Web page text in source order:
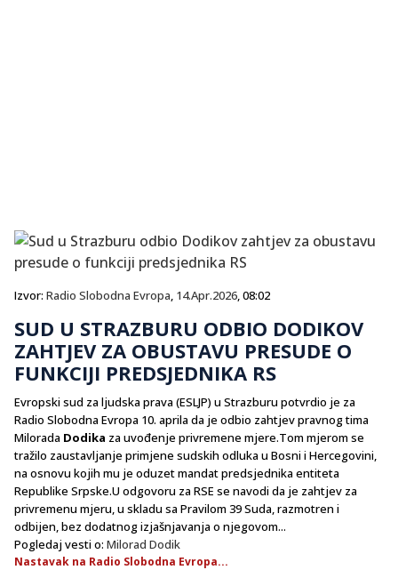
Izvor: Radio Slobodna Evropa, 14.Apr.2026, 08:02
SUD U STRAZBURU ODBIO DODIKOV
ZAHTJEV ZA OBUSTAVU PRESUDE O
FUNKCIJI PREDSJEDNIKA RS
Evropski sud za ljudska prava (ESLJP) u Strazburu potvrdio je za
Radio Slobodna Evropa 10. aprila da je odbio zahtjev pravnog tima
Milorada Dodika za uvođenje privremene mjere.Tom mjerom se
tražilo zaustavljanje primjene sudskih odluka u Bosni i Hercegovini,
na osnovu kojih mu je oduzet mandat predsjednika entiteta
Republike Srpske.U odgovoru za RSE se navodi da je zahtjev za
privremenu mjeru, u skladu sa Pravilom 39 Suda, razmotren i
odbijen, bez dodatnog izjašnjavanja o njegovom...
Pogledaj vesti o: Milorad Dodik
Nastavak na Radio Slobodna Evropa...